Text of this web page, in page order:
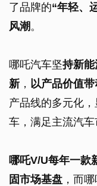
了品牌的“年轻、
风潮 。
哪吒汽车坚持新能
新 ， 以产品价值
产品线的多元化
车，满足主流汽车
哪吒V/U每年一款
固市场基盘 ，而